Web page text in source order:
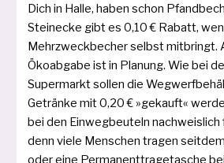
Dich in Halle, haben schon
Steinecke gibt es 0,10 € Rabatt,
Mehrzweckbecher selbst mit­bringt.
Ökoabgabe ist in Planung. Wie bei
Supermarkt sol­len die
Getränke mit 0,20 € »gekauft«
bei den Einwegbeuteln
denn vie­le Menschen tra­gen
oder eine Permanenttragetasche